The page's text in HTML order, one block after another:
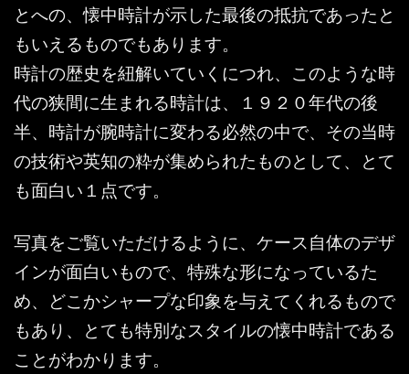
とへの、懐中時計が示した最後の抵抗であったと
もいえるものでもあります。
時計の歴史を紐解いていくにつれ、このような時
代の狭間に生まれる時計は、１９２０年代の後
半、時計が腕時計に変わる必然の中で、その当時
の技術や英知の粋が集められたものとして、とて
も面白い１点です。
写真をご覧いただけるように、ケース自体のデザ
インが面白いもので、特殊な形になっているた
め、どこかシャープな印象を与えてくれるもので
もあり、とても特別なスタイルの懐中時計である
ことがわかります。